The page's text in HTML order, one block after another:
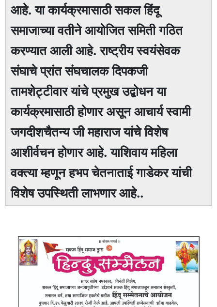
आहे. या कार्यक्रमासाठी सकल हिंदू
समाजाच्या वतीने आयोजित समिती गठित
करण्यात आली आहे. राष्ट्रीय स्वयंसेवक
संघाचे प्रांत संघचालक दिपकजी
तामशेट्टीवार यांचे प्रमुख उद्बोधन या
कार्यक्रमासाठी होणार असून आचार्य स्वामी
जगदीशचैतन्य जी महाराज यांचे विशेष
आशीर्वचन होणार आहे. याशिवाय महिला
वक्त्या म्हणून हभप चेतनाताई गाडेकर यांची
विशेष उपस्थिती लाभणार आहे..